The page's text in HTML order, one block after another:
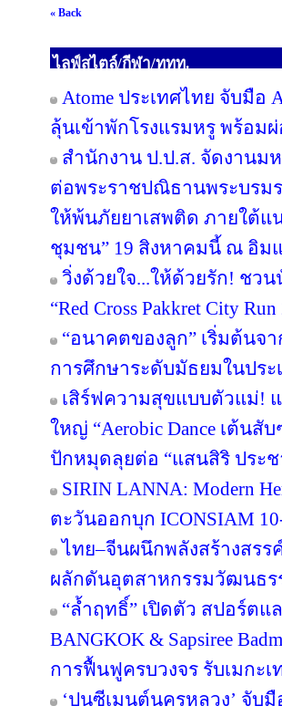
« Back
ไลฟ์สไตล์/กีฬา/ททท.
Atome ประเทศไทย จับมื
ลุ้นเข้าพักโรงแรมหรู พร้อม
สำนักงาน ป.ป.ส. จัดงานม
ต่อพระราชปณิธานพระบร
ให้พ้นภัยยาเสพติด ภายใต้แ
ชุมชน” 19 สิงหาคมนี้ ณ อิม
วิ่งด้วยใจ...ให้ด้วยรัก! ชว
“Red Cross Pakkret City
“อนาคตของลูก” เริ่มต้นจ
การศึกษาระดับมัธยมในประ
เสิร์ฟความสุขแบบตัวแม่! แ
ใหญ่ “Aerobic Dance เต้นสั
ปักหมุดลุยต่อ “แสนสิริ ประ
SIRIN LANNA: Modern
ตะวันออกบุก ICONSIAM
ไทย–จีนผนึกพลังสร้างสรร
ผลักดันอุตสาหกรรมวัฒนธร
“ล้ำฤทธิ์” เปิดตัว สปอร์ตแ
BANGKOK & Sapsiree
การฟื้นฟูครบวงจร รับเมกะเ
‘ปูนซีเมนต์นครหลวง’ จับมื